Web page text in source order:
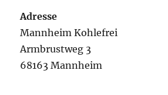
Adresse
Mannheim Kohlefrei
Armbrustweg 3
68163 Mannheim